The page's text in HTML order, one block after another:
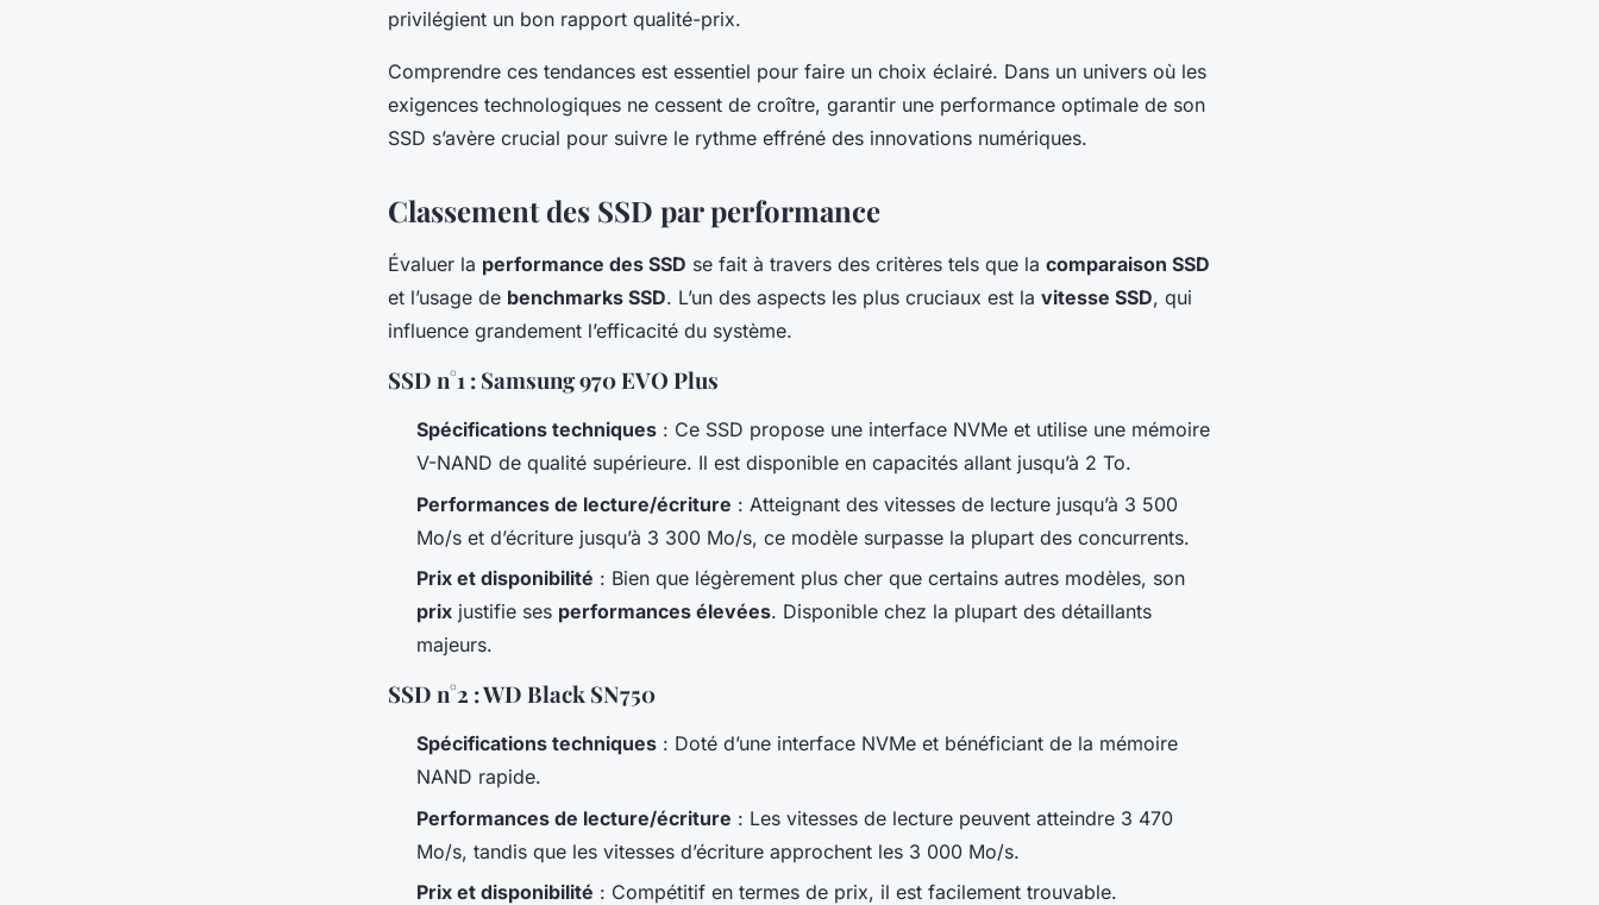
privilégient un bon rapport qualité-prix.
Comprendre ces tendances est essentiel pour faire un choix éclairé. Dans un univers où les
exigences technologiques ne cessent de croître, garantir une performance optimale de son
SSD s’avère crucial pour suivre le rythme effréné des innovations numériques.
Classement des SSD par performance
Évaluer la performance des SSD se fait à travers des critères tels que la comparaison SSD
et l’usage de benchmarks SSD. L’un des aspects les plus cruciaux est la vitesse SSD, qui
influence grandement l’efficacité du système.
SSD n°1 : Samsung 970 EVO Plus
Spécifications techniques : Ce SSD propose une interface NVMe et utilise une mémoire
V-NAND de qualité supérieure. Il est disponible en capacités allant jusqu’à 2 To.
Performances de lecture/écriture : Atteignant des vitesses de lecture jusqu’à 3 500
Mo/s et d’écriture jusqu’à 3 300 Mo/s, ce modèle surpasse la plupart des concurrents.
Prix et disponibilité : Bien que légèrement plus cher que certains autres modèles, son
prix justifie ses performances élevées. Disponible chez la plupart des détaillants
majeurs.
SSD n°2 : WD Black SN750
Spécifications techniques : Doté d’une interface NVMe et bénéficiant de la mémoire
NAND rapide.
Performances de lecture/écriture : Les vitesses de lecture peuvent atteindre 3 470
Mo/s, tandis que les vitesses d’écriture approchent les 3 000 Mo/s.
Prix et disponibilité : Compétitif en termes de prix, il est facilement trouvable.